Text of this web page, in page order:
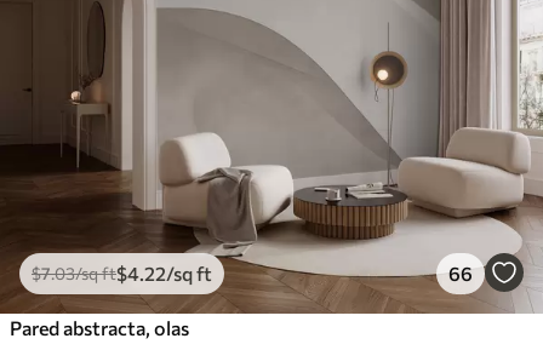
$7.03/sq ft$4 .22/sq ft 66
Pared abstracta, olas